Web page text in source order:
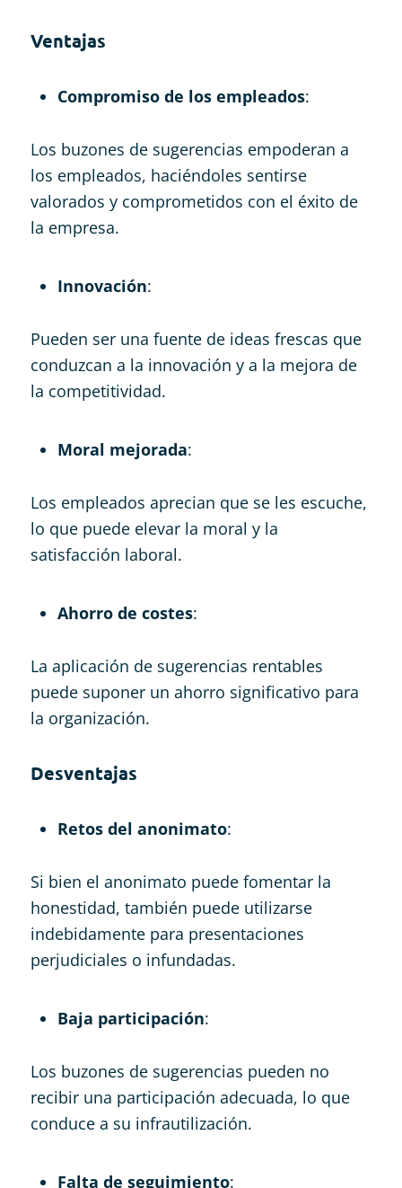
Ventajas
Compromiso de los empleados:
Los buzones de sugerencias empoderan a
los empleados, haciéndoles sentirse
valorados y comprometidos con el éxito de
la empresa.
Innovación:
Pueden ser una fuente de ideas frescas que
conduzcan a la innovación y a la mejora de
la competitividad.
Moral mejorada:
Los empleados aprecian que se les escuche,
lo que puede elevar la moral y la
satisfacción laboral.
Ahorro de costes:
La aplicación de sugerencias rentables
puede suponer un ahorro significativo para
la organización.
Desventajas
Retos del anonimato:
Si bien el anonimato puede fomentar la
honestidad, también puede utilizarse
indebidamente para presentaciones
perjudiciales o infundadas.
Baja participación:
Los buzones de sugerencias pueden no
recibir una participación adecuada, lo que
conduce a su infrautilización.
Falta de seguimiento: